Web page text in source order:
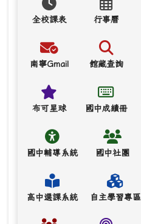
全校課表 行事曆
南寧Gmail 館藏查詢
布可星球 國中成績冊
國中輔導系統 國中社團
高中選課系統 自主學習專區